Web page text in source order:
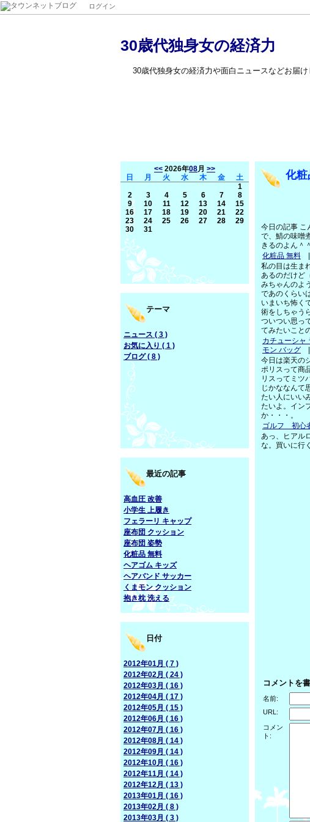
ログイン
30歳代独身女の経済力
30歳代独身女の経済力や面白ニュースなどお届け
化粧
今日の記事 こ
で、鯖の味噌
きるのよん＾
化粧品 無料
私の目は生ま
あるのだけど
みちゃんのよ
であのくらい
いまいち怖く
術をしちゃう
ついつい思っ
てみたいこと
カチューシャ
モン バッグ
今日は楽天の
ポリスって商
リスってミツ
じかななんて
たい人にいい
たいよ。イン
か・・・。
ゴルフ 初心
あっ、ヒアル
な。買いに行
コメントを
名前:
URL:
コメン
ト:
<< 2026年08月 >>
日
月 火 水 木 金
土
1
2
3 4 5 6 7
8
9
10 11 12 13 14
15
16
17 18 19 20 21
22
23
24 25 26 27 28
29
30
31
テーマ
ニュース ( 3 )
お気に入り ( 1 )
ブログ ( 8 )
最近の記事
高血圧 改善
小学生 上履き
フェラーリ キャップ
座布団 クッション
座布団 姿勢
化粧品 無料
ヘアゴム キッズ
ヘアバンド サッカー
くまモン クッション
抱き枕 洗える
日付
2012年01月 ( 7 )
2012年02月 ( 24 )
2012年03月 ( 16 )
2012年04月 ( 17 )
2012年05月 ( 15 )
2012年06月 ( 16 )
2012年07月 ( 16 )
2012年08月 ( 14 )
2012年09月 ( 14 )
2012年10月 ( 16 )
2012年11月 ( 14 )
2012年12月 ( 13 )
2013年01月 ( 16 )
2013年02月 ( 8 )
2013年03月 ( 3 )